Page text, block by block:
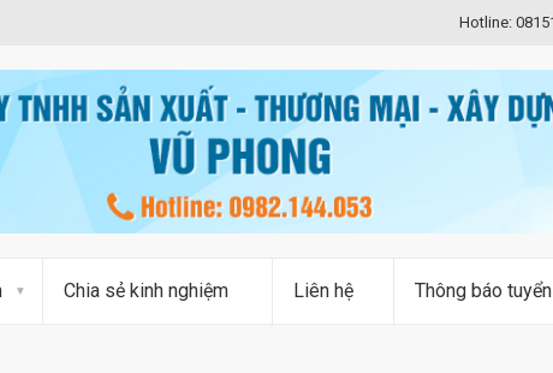
Hotline:
Chia sẻ kinh nghiệm Liên hệ Thông báo